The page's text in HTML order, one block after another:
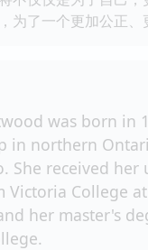
为了一个更加公正、
was born in
in northern
She received her
Victoria College
her master's